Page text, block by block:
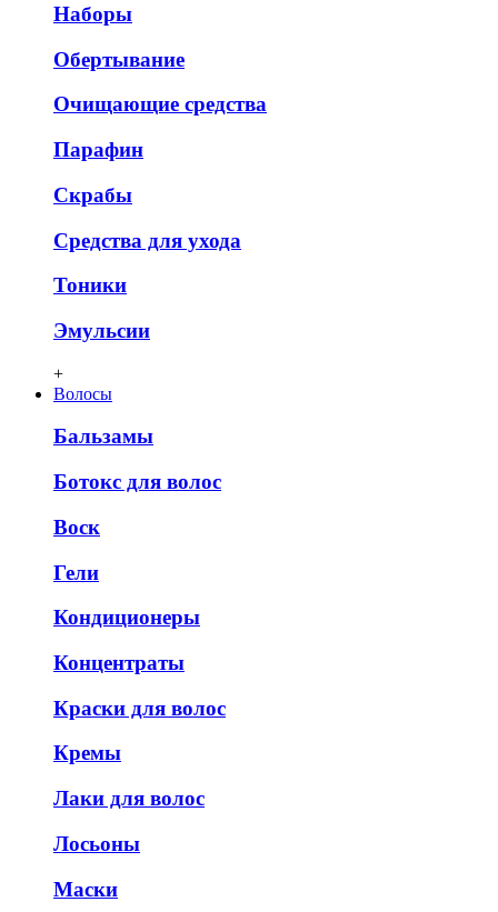
Наборы
Обертывание
Очищающие средства
Парафин
Скрабы
Средства для ухода
Тоники
Эмульсии
+
Волосы
Бальзамы
Ботокс для волос
Воск
Гели
Кондиционеры
Концентраты
Краски для волос
Кремы
Лаки для волос
Лосьоны
Маски